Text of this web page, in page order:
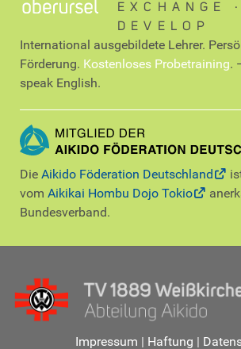
EXCHANGE ∙
DEVELOP
International ausgebildete Lehrer.
Förderung. Kostenloses Probetraining.
speak English.
Die Aikido Föderation Deutschland
vom Aikikai Hombu Dojo Tokio
Bundesverband.
Impressum | Haftung |